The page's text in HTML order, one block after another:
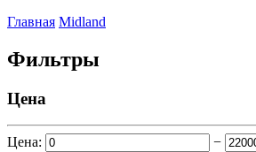
Главная Midland
Фильтры
Цена
Цена:
−